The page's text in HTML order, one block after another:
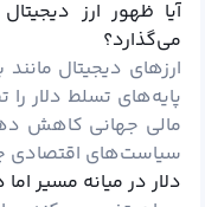
آیا ظهور ارز
می‌گذارد؟
ارزهای دیجیتال
پایه‌های تسلط دلار
مالی جهانی کاهش
سیاست‌های اقتصادی
دلار در میانه مسیر